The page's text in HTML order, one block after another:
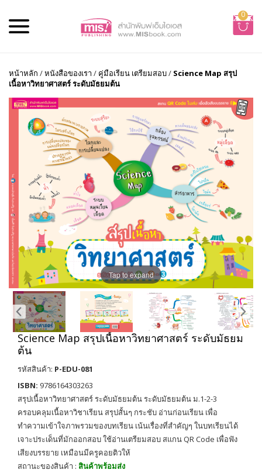
0
หน้าหลัก /หนังสือของเรา / คู่มือเรียน เตรียมสอบ/ Science Map สรุป
เนื้อหาวิทยาศาสตร์ ระดับมัธยมต้น
Tap to expand
Science Map สรุปเนื้อหาวิทยาศาสตร์ ระดับมัธยม
ต้น
รหัสสินค้า: P-EDU-081
ISBN: 9786164303263
สรุปเนื้อหาวิทยาศาสตร์ ระดับมัธยมต้น ระดับมัธยมต้น ม.1-2-3
ครอบคลุมเนื้อหาวิชาเรียน สรุปสั้นๆ กระชับ อ่านก่อนเรียน เพื่อ
ทำความเข้าใจภาพรวมของบทเรียน เน้นเรื่องที่สำคัญๆ ในบทเรียนได้
เจาะประเด็นที่มักออกสอบ ใช้อ่านเตรียมสอบ สแกน QR Code เพื่อฟัง
เสียงบรรยาย เหมือนมีครูคอยติวให้
สถานะของสินค้า : สินค้าพร้อมส่ง